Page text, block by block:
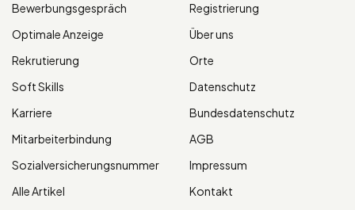
Bewerbungsgespräch
Optimale Anzeige
Rekrutierung
Soft Skills
Karriere
Mitarbeiterbindung
Sozialversicherungsnummer
Alle Artikel
Registrierung
Über uns
Orte
Datenschutz
Bundesdatenschutz
AGB
Impressum
Kontakt